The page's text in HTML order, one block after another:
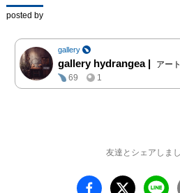
すかい みさき
月夜野 いん子
照留 セレン
TOMIYOSHI
Dorothy in world’s end
猫足
posted by
gallery
gallery hydrangea|
アー
69
1
友達とシェアしま